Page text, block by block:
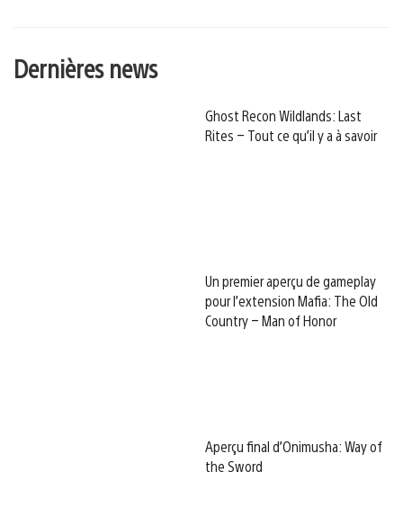
Dernières news
Ghost Recon Wildlands: Last
Rites – Tout ce qu’il y a à savoir
Un premier aperçu de gameplay
pour l’extension Mafia: The Old
Country – Man of Honor
Aperçu final d’Onimusha: Way of
the Sword